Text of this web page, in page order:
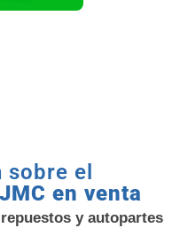
el
en venta
repuestos y autopartes